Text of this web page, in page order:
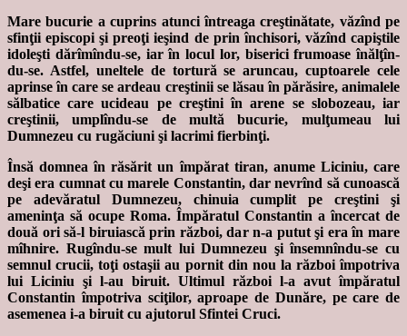
Mare bucurie a cuprins atunci întreaga creştinătate, văzînd pe
sfinţii episcopi şi preoţi ieşind de prin închisori, văzînd capiştile
idoleşti dărîmîndu-se, iar în locul lor, biserici frumoase înălţîn-
du-se. Astfel, uneltele de tortură se aruncau, cuptoarele cele
aprinse în care se ardeau creştinii se lăsau în părăsire, animalele
sălbatice care ucideau pe creştini în arene se slobozeau, iar
creştinii, umplîndu-se de multă bucurie, mulţumeau lui
Dumnezeu cu rugăciuni şi lacrimi fierbinţi.
Însă domnea în răsărit un împărat tiran, anume Liciniu, care
deşi era cumnat cu marele Constantin, dar nevrînd să cunoască
pe adevăratul Dumnezeu, chinuia cumplit pe creştini şi
ameninţa să ocupe Roma. Împăratul Constantin a încercat de
două ori să-l biruiască prin război, dar n-a putut şi era în mare
mîhnire. Rugîndu-se mult lui Dumnezeu şi însemnîndu-se cu
semnul crucii, toţi ostaşii au pornit din nou la război împotriva
lui Liciniu şi l-au biruit. Ultimul război l-a avut împăratul
Constantin împotriva sciţilor, aproape de Dunăre, pe care de
asemenea i-a biruit cu ajutorul Sfintei Cruci.